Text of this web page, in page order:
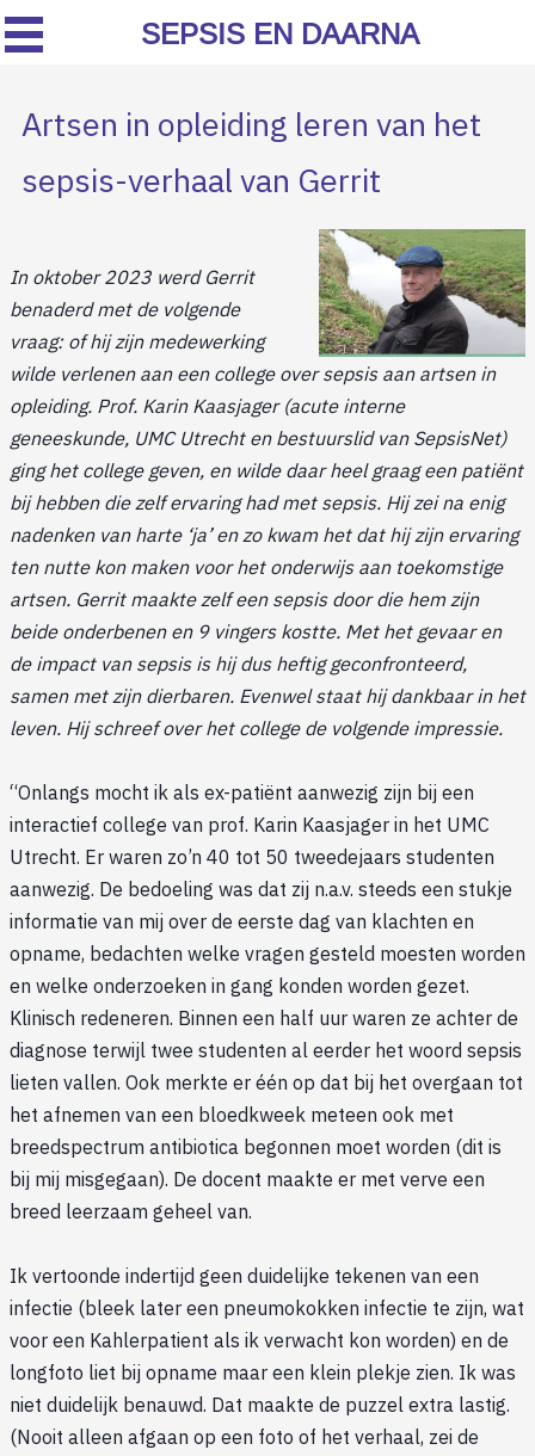
Artsen in opleiding leren van het
sepsis-verhaal van Gerrit
In oktober 2023 werd Gerrit
benaderd met de volgende
vraag: of hij zijn medewerking
wilde verlenen aan een college over sepsis aan artsen in
opleiding. Prof. Karin Kaasjager (acute interne
geneeskunde, UMC Utrecht en bestuurslid van SepsisNet)
ging het college geven, en wilde daar heel graag een patiënt
bij hebben die zelf ervaring had met sepsis. Hij zei na enig
nadenken van harte ‘ja’ en zo kwam het dat hij zijn ervaring
ten nutte kon maken voor het onderwijs aan toekomstige
artsen. Gerrit maakte zelf een sepsis door die hem zijn
beide onderbenen en 9 vingers kostte. Met het gevaar en
de impact van sepsis is hij dus heftig geconfronteerd,
samen met zijn dierbaren. Evenwel staat hij dankbaar in het
leven. Hij schreef over het college de volgende impressie.
“Onlangs mocht ik als ex-patiënt aanwezig zijn bij een
interactief college van prof. Karin Kaasjager in het UMC
Utrecht. Er waren zo’n 40 tot 50 tweedejaars studenten
aanwezig. De bedoeling was dat zij n.a.v. steeds een stukje
informatie van mij over de eerste dag van klachten en
opname, bedachten welke vragen gesteld moesten worden
en welke onderzoeken in gang konden worden gezet.
Klinisch redeneren. Binnen een half uur waren ze achter de
diagnose terwijl twee studenten al eerder het woord sepsis
lieten vallen. Ook merkte er één op dat bij het overgaan tot
het afnemen van een bloedkweek meteen ook met
breedspectrum antibiotica begonnen moet worden (dit is
bij mij misgegaan). De docent maakte er met verve een
breed leerzaam geheel van.
Ik vertoonde indertijd geen duidelijke tekenen van een
infectie (bleek later een pneumokokken infectie te zijn, wat
voor een Kahlerpatient als ik verwacht kon worden) en de
longfoto liet bij opname maar een klein plekje zien. Ik was
niet duidelijk benauwd. Dat maakte de puzzel extra lastig.
(Nooit alleen afgaan op een foto of het verhaal, zei de
SEPSIS EN DAARNA